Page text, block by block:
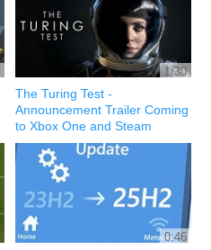
1:30
The Turing Test -
Announcement Trailer Coming
to Xbox One and Steam
0:46